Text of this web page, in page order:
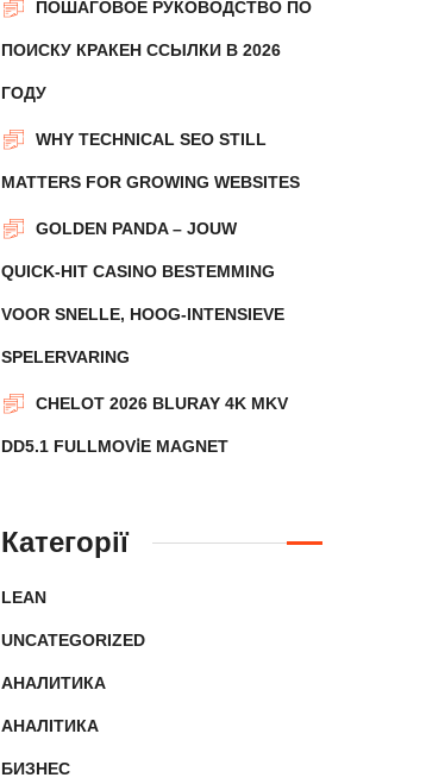
ПОШАГОВОЕ РУКОВОДСТВО ПО
ПОИСКУ КРАКЕН ССЫЛКИ В 2026
ГОДУ
WHY TECHNICAL SEO STILL
MATTERS FOR GROWING WEBSITES
GOLDEN PANDA – JOUW
QUICK‑HIT CASINO BESTEMMING
VOOR SNELLE, HOOG‑INTENSIEVE
SPELERVARING
CHELOT 2026 BLURAY 4K MKV
DD5.1 FULLMOV𝗂E MAGNET
Категорії
LEAN
UNCATEGORIZED
АНАЛИТИКА
АНАЛІТИКА
БИЗНЕС